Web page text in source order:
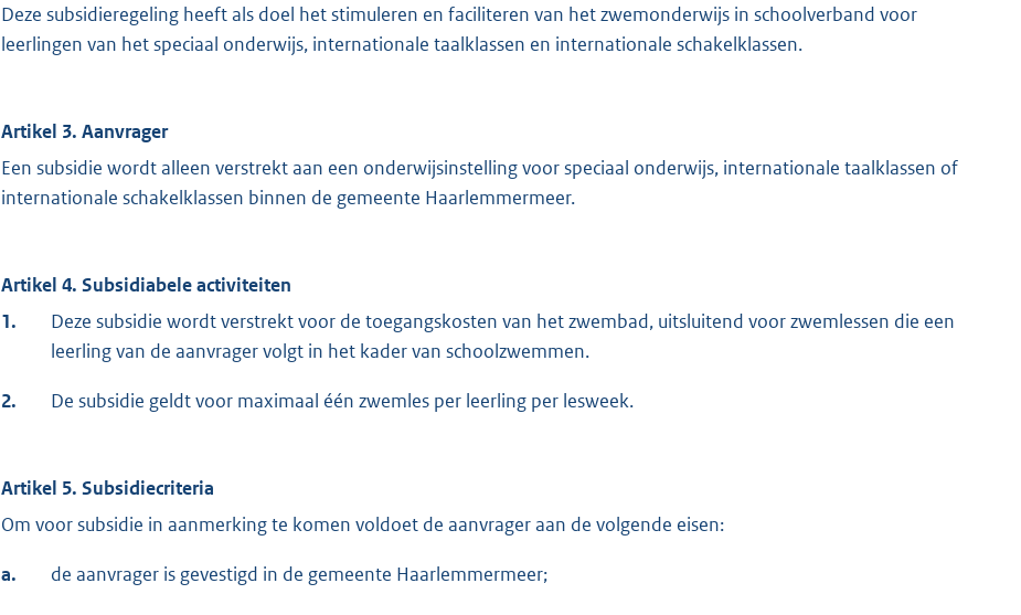
Deze subsidieregeling heeft als doel het stimuleren en faciliteren van het zwemonderwijs in schoolverband voor
leerlingen van het speciaal onderwijs, internationale taalklassen en internationale schakelklassen.
Artikel 3. Aanvrager
Een subsidie wordt alleen verstrekt aan een onderwijsinstelling voor speciaal onderwijs, internationale taalklassen of
internationale schakelklassen binnen de gemeente Haarlemmermeer.
Artikel 4. Subsidiabele activiteiten
1.
Deze subsidie wordt verstrekt voor de toegangskosten van het zwembad, uitsluitend voor zwemlessen die een
leerling van de aanvrager volgt in het kader van schoolzwemmen.
2. De subsidie geldt voor maximaal één zwemles per leerling per lesweek.
Artikel 5. Subsidiecriteria
Om voor subsidie in aanmerking te komen voldoet de aanvrager aan de volgende eisen:
a. de aanvrager is gevestigd in de gemeente Haarlemmermeer;